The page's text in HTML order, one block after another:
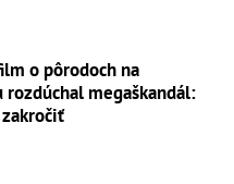
o pôrodoch na
rozdúchal megaškandál: